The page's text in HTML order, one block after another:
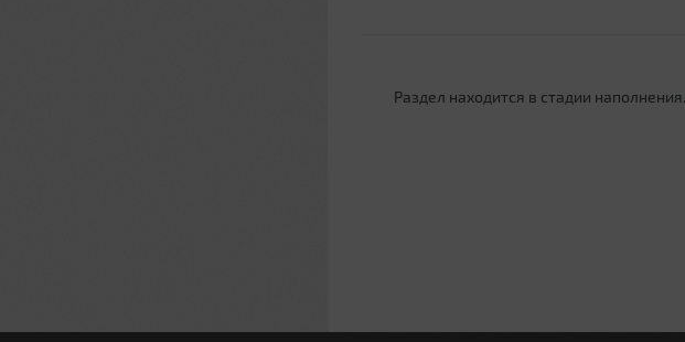
Раздел находится в стадии наполнения.